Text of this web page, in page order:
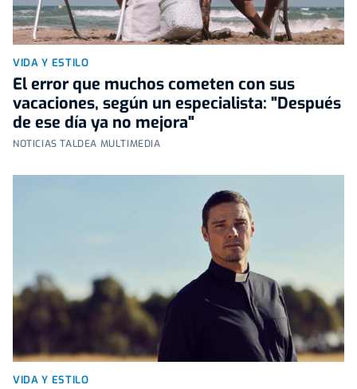
VIDA Y ESTILO
El error que muchos cometen con sus
vacaciones, según un especialista: "Después
de ese día ya no mejora"
NOTICIAS TALDEA MULTIMEDIA
VIDA Y ESTILO